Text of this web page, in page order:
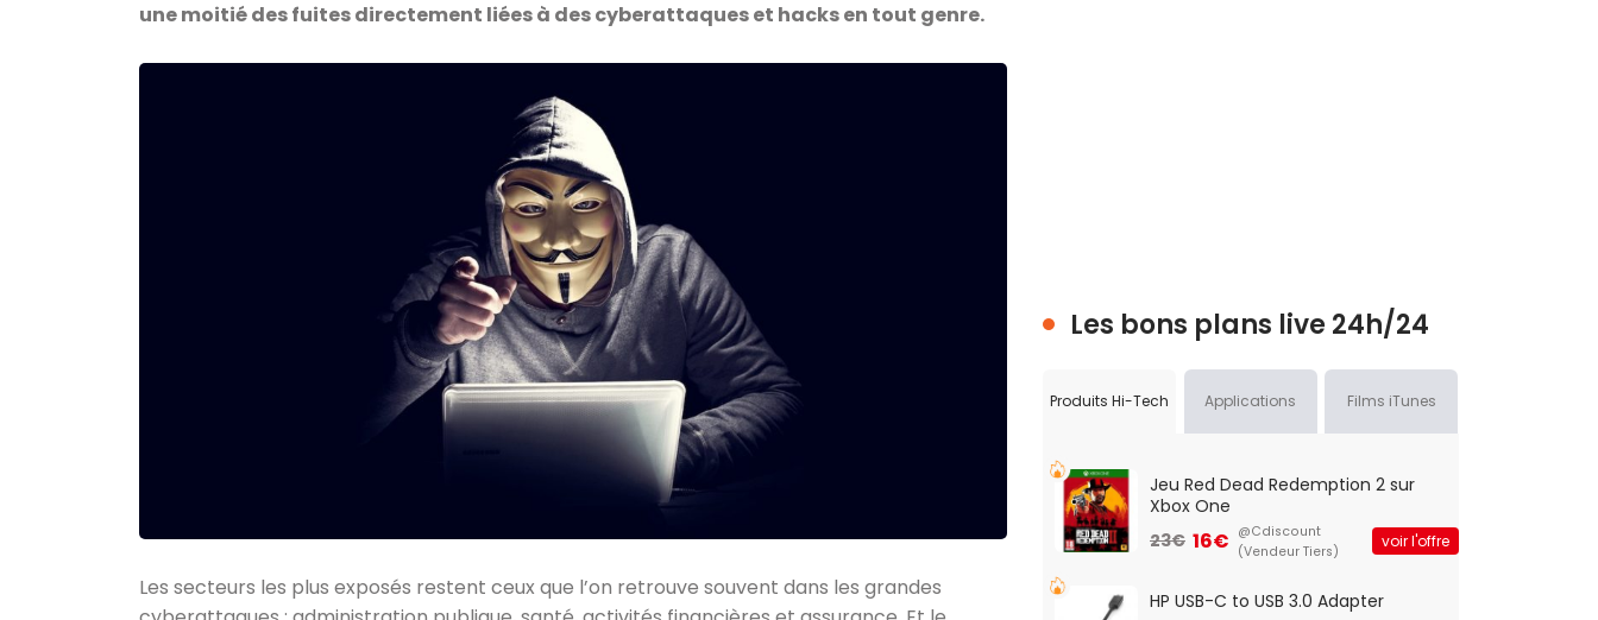
une moitié des fuites directement liées à des cyberattaques et hacks en tout genre.
Les secteurs les plus exposés restent ceux que l’on retrouve souvent dans les grandes
Les bons plans live 24h/24
Produits Hi-Tech Applications Films iTunes
Jeu Red Dead Redemption 2 sur
Xbox One
23€ 16€ @Cdiscount
(Vendeur Tiers)
voir l'offre
HP USB-C to USB 3.0 Adapter